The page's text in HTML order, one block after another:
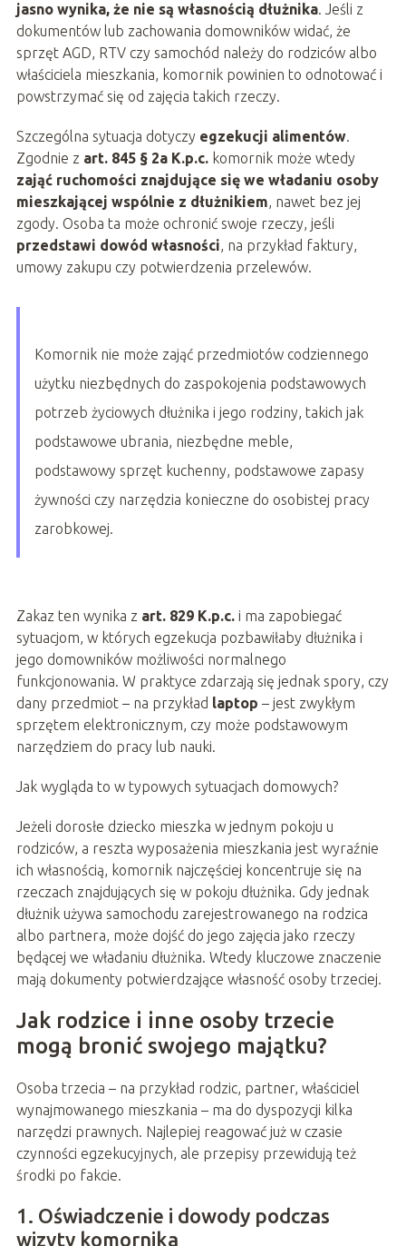
jasno wynika, że nie są własnością dłużnika. Jeśli z
dokumentów lub zachowania domowników widać, że
sprzęt AGD, RTV czy samochód należy do rodziców albo
właściciela mieszkania, komornik powinien to odnotować i
powstrzymać się od zajęcia takich rzeczy.
Szczególna sytuacja dotyczy egzekucji alimentów.
Zgodnie z art. 845 § 2a K.p.c.komornik może wtedy
zająć ruchomości znajdujące się we władaniu osoby
mieszkającej wspólnie z dłużnikiem, nawet bez jej
zgody. Osoba ta może ochronić swoje rzeczy, jeśli
przedstawi dowód własności, na przykład faktury,
umowy zakupu czy potwierdzenia przelewów.
Komornik nie może zająć przedmiotów codziennego
użytku niezbędnych do zaspokojenia podstawowych
potrzeb życiowych dłużnika i jego rodziny, takich jak
podstawowe ubrania, niezbędne meble,
podstawowy sprzęt kuchenny, podstawowe zapasy
żywności czy narzędzia konieczne do osobistej pracy
zarobkowej.
Zakaz ten wynika z art. 829 K.p.c.i ma zapobiegać
sytuacjom, w których egzekucja pozbawiłaby dłużnika i
jego domowników możliwości normalnego
funkcjonowania. W praktyce zdarzają się jednak spory, czy
dany przedmiot – na przykład laptop – jest zwykłym
sprzętem elektronicznym, czy może podstawowym
narzędziem do pracy lub nauki.
Jak wygląda to w typowych sytuacjach domowych?
Jeżeli dorosłe dziecko mieszka w jednym pokoju u
rodziców, a reszta wyposażenia mieszkania jest wyraźnie
ich własnością, komornik najczęściej koncentruje się na
rzeczach znajdujących się w pokoju dłużnika. Gdy jednak
dłużnik używa samochodu zarejestrowanego na rodzica
albo partnera, może dojść do jego zajęcia jako rzeczy
będącej we władaniu dłużnika. Wtedy kluczowe znaczenie
mają dokumenty potwierdzające własność osoby trzeciej.
Jak rodzice i inne osoby trzecie
mogą bronić swojego majątku?
Osoba trzecia – na przykład rodzic, partner, właściciel
wynajmowanego mieszkania – ma do dyspozycji kilka
narzędzi prawnych. Najlepiej reagować już w czasie
czynności egzekucyjnych, ale przepisy przewidują też
środki po fakcie.
1. Oświadczenie i dowody podczas
wizyty komornika